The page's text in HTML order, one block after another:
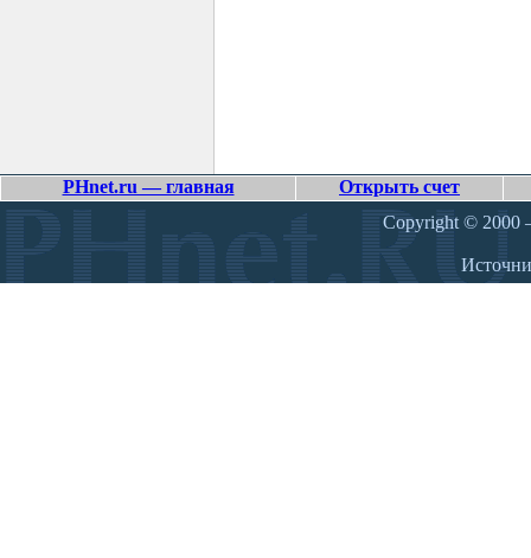
PHnet.ru — главная
Открыть счет
Copyright © 2000